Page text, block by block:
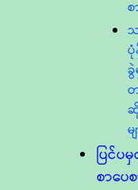
စ
မ
ပြင်ပ
စာပေ